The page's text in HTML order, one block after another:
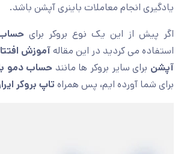
یادگیری انجام معاملات باینری آپشن باشد.
اگر پیش از این یک نوع بروکر برای
استفاده می کردید در این مقالهآموزش
آپشن برای سایر بروکر ها مانند حساب دمو
برای شما آورده ایم، پس همراه تاپ بروکر